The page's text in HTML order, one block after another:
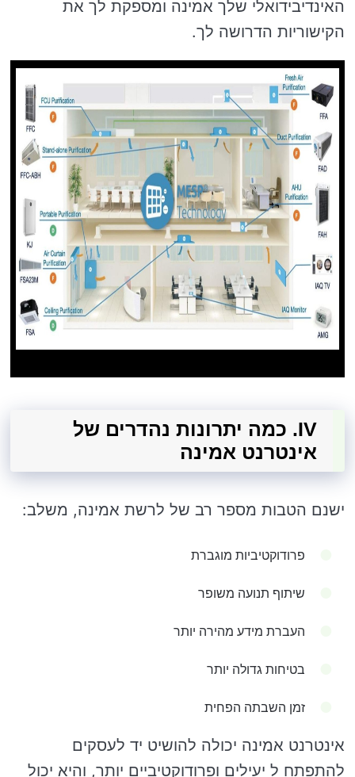
האינדיבידואלי שלך אמינה ומספקת לך את
הקישוריות הדרושה לך.
IV. כמה יתרונות נהדרים של
אינטרנט אמינה
ישנם הטבות מספר רב של לרשת אמינה, משלב:
פרודוקטיביות מוגברת
שיתוף תנועה משופר
העברת מידע מהירה יותר
בטיחות גדולה יותר
זמן השבתה הפחית
אינטרנט אמינה יכולה להושיט יד לעסקים
להתפתח ל יעילים ופרודוקטיביים יותר, והיא יכול